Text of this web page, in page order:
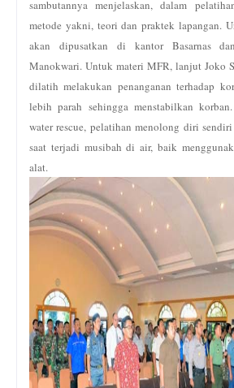
sambutannya menjelaskan, dalam
metode yakni, teori dan praktek lapangan.
akan dipusatkan di kantor Basarnas
Manokwari. Untuk materi MFR, lanjut Joko
dilatih melakukan penanganan terhadap
lebih parah sehingga menstabilkan
water rescue, pelatihan menolong diri
saat terjadi musibah di air, baik
alat.